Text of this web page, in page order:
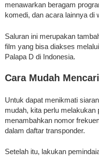
menawarkan beragam
komedi, dan acara lainnya di
Saluran ini merupakan
film yang bisa diakses
Palapa D di Indonesia.
Cara Mudah
Untuk dapat menikmati
mudah, kita perlu melakukan
menambahkan nomor
dalam daftar transponder.
Setelah itu, lakukan